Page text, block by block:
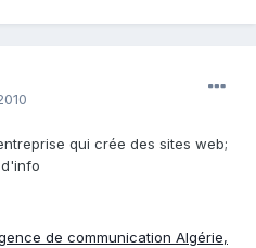
qui crée des sites web;
d'info
de communication Algérie,